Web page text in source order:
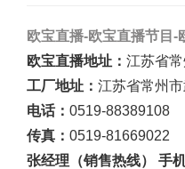
欧宝直播-欧宝直播节目-
欧宝直播地址： 江苏省
工厂地址 ： 江苏省常州
电话： 0519-88389108
传真： 0519-81669022
张经理（销售热线） 手机